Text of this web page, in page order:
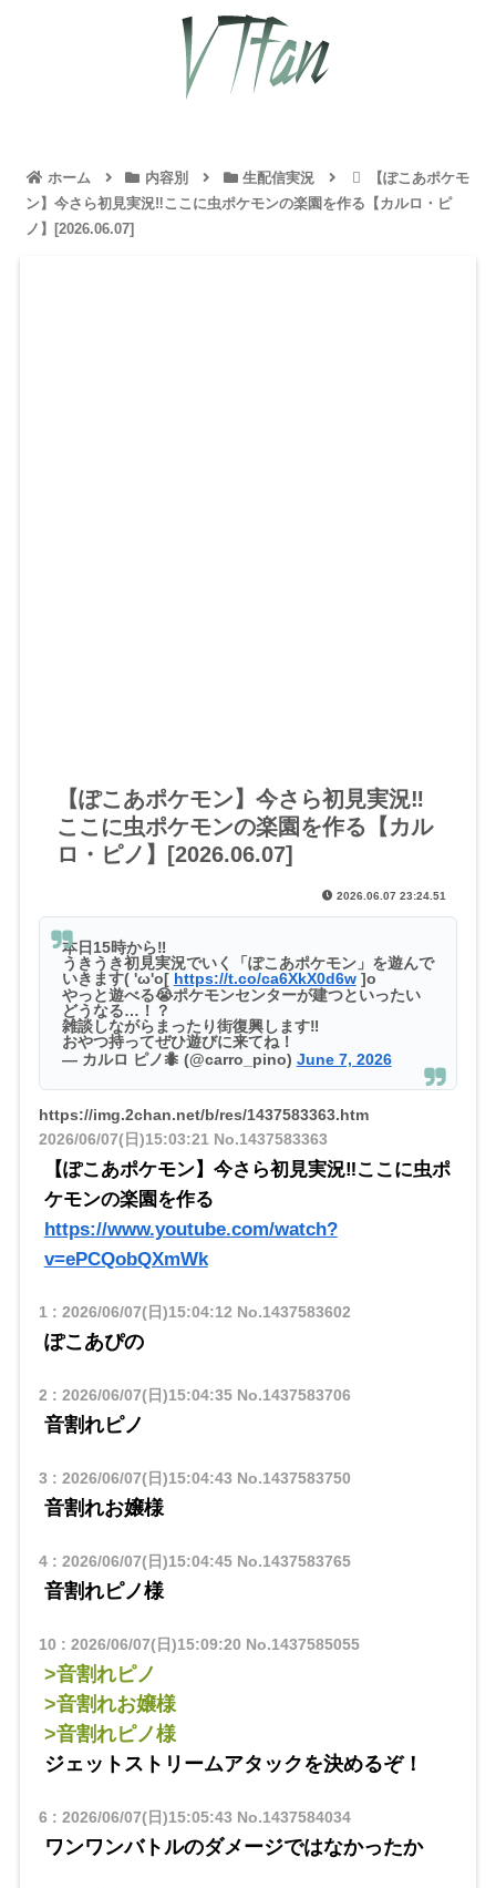
ホーム 内容別 生配信実況
【ぽこあポケモ
ン】今さら初見実況‼️ここに虫ポケモンの楽園を作る【カルロ・ピ
ノ】[2026.06.07]
【ぽこあポケモン】今さら初見実況‼️
ここに虫ポケモンの楽園を作る【カル
ロ・ピノ】[2026.06.07]
2026.06.07 23:24.51
本日15時から‼️
うきうき初見実況でいく「ぽこあポケモン」を遊んで
いきます( 'ω'o[ https://t.co/ca6XkX0d6w]o
やっと遊べる😭ポケモンセンターが建つといったい
どうなる…！？
雑談しながらまったり街復興します‼️
おやつ持ってぜひ遊びに来てね！
— カルロ ピノ🐜 (@carro_pino) June 7, 2026
https://img.2chan.net/b/res/1437583363.htm
2026/06/07(日)15:03:21No.1437583363
【ぽこあポケモン】今さら初見実況‼️ここに虫ポ
ケモンの楽園を作る
https://www.youtube.com/watch?
v=ePCQobQXmWk
1: 2026/06/07(日)15:04:12 No.1437583602
ぽこあぴの
2 : 2026/06/07(日)15:04:35No.1437583706
音割れピノ
3 : 2026/06/07(日)15:04:43 No.1437583750
音割れお嬢様
4: 2026/06/07(日)15:04:45No.1437583765
音割れピノ様
10 : 2026/06/07(日)15:09:20 No.1437585055
>音割れピノ
>音割れお嬢様
>音割れピノ様
ジェットストリームアタックを決めるぞ！
6 : 2026/06/07(日)15:05:43 No.1437584034
ワンワンバトルのダメージではなかったか